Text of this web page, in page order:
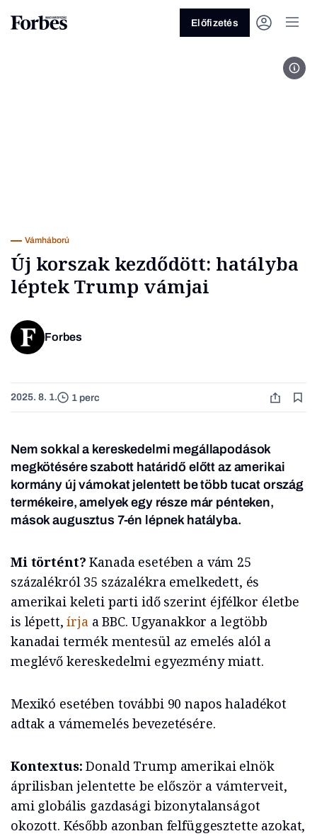
Előfizetés
Vámháború
Új korszak kezdődött: hatályba
léptek Trump vámjai
Forbes
2025. 8. 1. 1 perc
Nem sokkal a kereskedelmi megállapodások
megkötésére szabott határidő előtt az amerikai
kormány új vámokat jelentett be több tucat ország
termékeire, amelyek egy része már pénteken,
mások augusztus 7-én lépnek hatályba.
Mi történt? Kanada esetében a vám 25
százalékról 35 százalékra emelkedett, és
amerikai keleti parti idő szerint éjfélkor életbe
is lépett,írjaa BBC. Ugyanakkor a legtöbb
kanadai termék mentesül az emelés alól a
meglévő kereskedelmi egyezmény miatt.
Mexikó esetében további 90 napos haladékot
adtak a vámemelés bevezetésére.
Kontextus: Donald Trump amerikai elnök
áprilisban jelentette be először a vámterveit,
ami globális gazdasági bizonytalanságot
okozott. Később azonban felfüggesztette azokat,